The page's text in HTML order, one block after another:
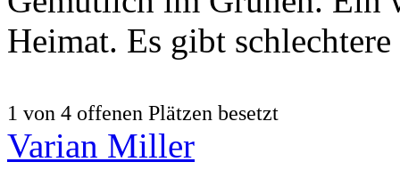
Heimat. Es gibt
1 von 4 offenen Plätzen besetzt
Varian Miller